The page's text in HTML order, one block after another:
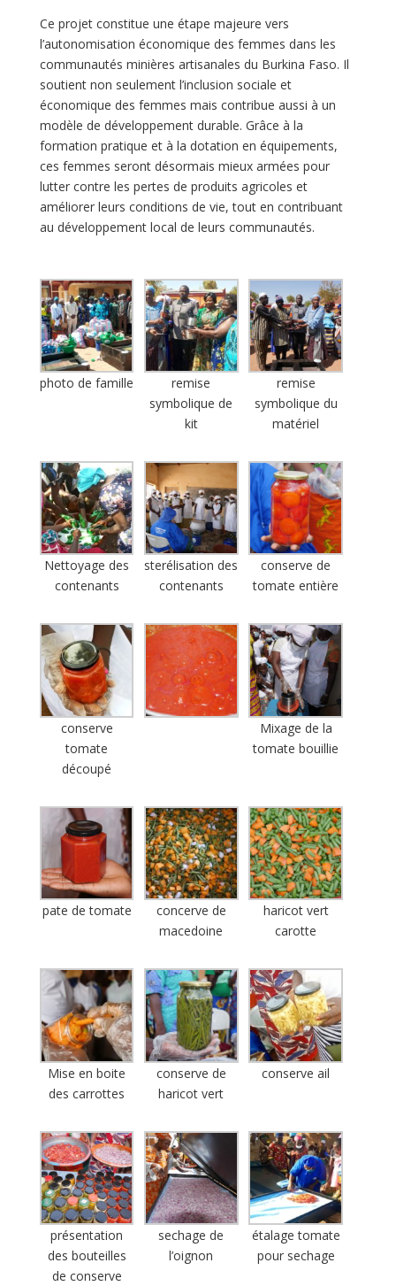
Ce projet constitue une étape majeure vers
l’autonomisation économique des femmes dans les
communautés minières artisanales du Burkina Faso. Il
soutient non seulement l’inclusion sociale et
économique des femmes mais contribue aussi à un
modèle de développement durable. Grâce à la
formation pratique et à la dotation en équipements,
ces femmes seront désormais mieux armées pour
lutter contre les pertes de produits agricoles et
améliorer leurs conditions de vie, tout en contribuant
au développement local de leurs communautés.
photo de famille
remise
symbolique de
kit
remise
symbolique du
matériel
Nettoyage des
contenants
sterélisation des
contenants
conserve de
tomate entière
conserve
tomate
découpé
Mixage de la
tomate bouillie
pate de tomate
concerve de
macedoine
haricot vert
carotte
Mise en boite
des carrottes
conserve de
haricot vert
conserve ail
présentation
des bouteilles
de conserve
sechage de
l’oignon
étalage tomate
pour sechage